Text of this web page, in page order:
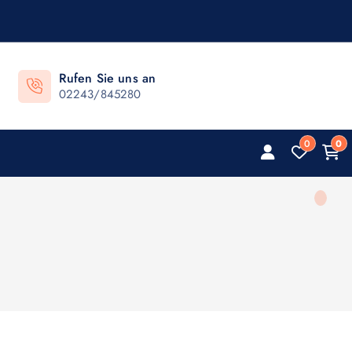
Rufen Sie uns an
02243/845280
0 0